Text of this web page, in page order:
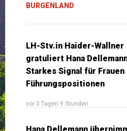
BURGENLAND
LH-Stv.in Haider-Wallner
gratuliert Hana
Starkes Signal für Frauen
Führungspositionen
vor 0 Tagen 9 Stunden